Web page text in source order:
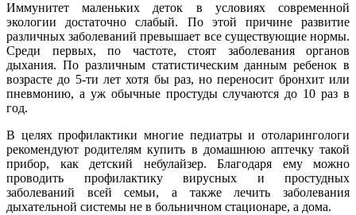
Иммунитет маленьких деток в условиях современной
экологии достаточно слабый. По этой причине развитие
различных заболеваний превышает все существующие нормы.
Среди первых, по частоте, стоят заболевания органов
дыхания. По различным статистическим данным ребенок в
возрасте до 5-ти лет хотя бы раз, но переносит бронхит или
пневмонию, а уж обычные простуды случаются до 10 раз в
год.
В целях профилактики многие педиатры и отоларингологи
рекомендуют родителям купить в домашнюю аптечку такой
прибор, как детский небулайзер. Благодаря ему можно
проводить профилактику вирусных и простудных
заболеваний всей семьи, а также лечить заболевания
дыхательной системы не в больничном стационаре, а дома.